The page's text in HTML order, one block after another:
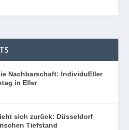
Nachbarschaft: IndividuEller
in Eller
sich zurück: Düsseldorf
Tiefstand